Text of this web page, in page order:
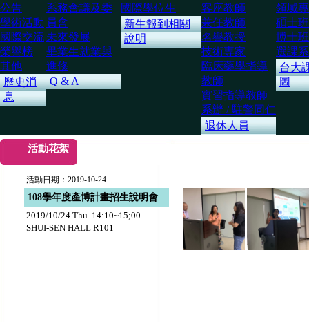
公告
學術活動
國際交流
榮譽榜
其他
歷史消
息
系務會議及委
員會
未來發展
畢業生就業與
進修
Q & A
國際學位生
新生報到相關
說明
客座教師
兼任教師
名譽教授
技術専家
臨床藥學指導
教師
實習指導教師
系辦 / 駐警同仁
退休人員
領域
碩士班
博士班
選課
台大
圖
活動花絮
活動日期：2019-10-24
108學年度產博計畫招生說明會
2019/10/24 Thu. 14:10~15;00
SHUI-SEN HALL R101